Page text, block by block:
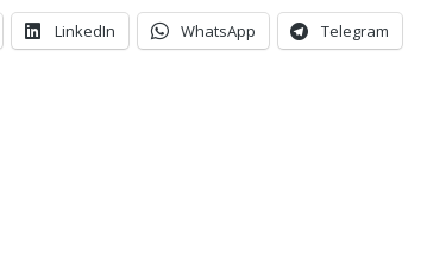
LinkedIn WhatsApp Telegram